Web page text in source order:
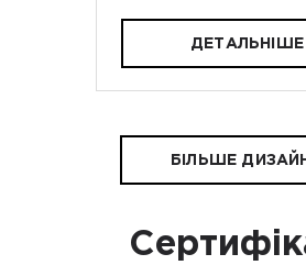
ДЕТАЛЬНІШЕ
БІЛЬШЕ